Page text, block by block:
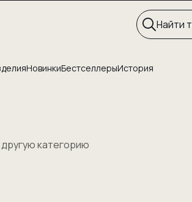
НовинкиБестселлерыИстория
категорию